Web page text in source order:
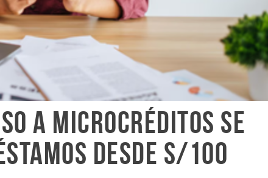
a microcréditos se
desde S/100